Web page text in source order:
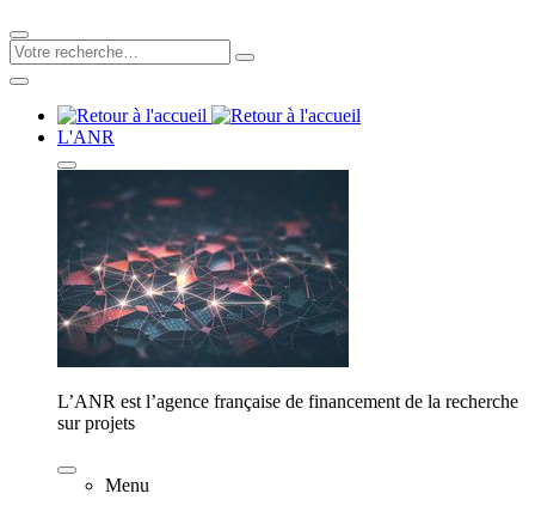
L'ANR
L’ANR est l’agence française de financement de la recherche
sur projets
Menu